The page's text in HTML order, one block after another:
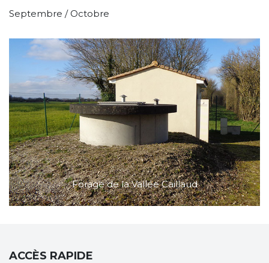
Septembre / Octobre
Forage de la Vallée Caillaud
ACCÈS RAPIDE